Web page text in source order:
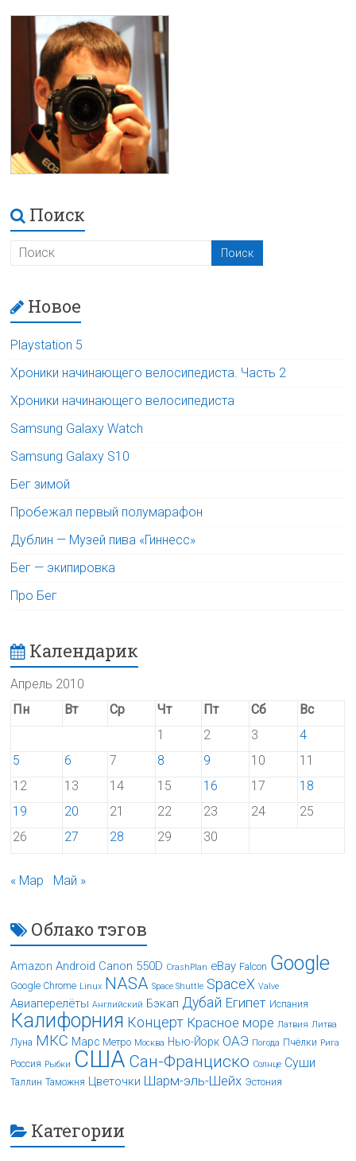
Поиск
Новое
Playstation 5
Хроники начинающего велосипедиста. Часть 2
Хроники начинающего велосипедиста
Samsung Galaxy Watch
Samsung Galaxy S10
Бег зимой
Пробежал первый полумарафон
Дублин — Музей пива «Гиннесс»
Бег — экипировка
Про Бег
Календарик
Апрель 2010
Пн
Вт Ср Чт Пт Сб
Вс
1
2 3
4
5
6 7 8 9 10
11
12
13 14 15 16 17
18
19
20 21 22 23 24
25
26
27 28 29 30
« Мар Май »
Облако тэгов
Amazon Android Canon 550D CrashPlan eBay Falcon Google
Google Chrome Linux NASA Space Shuttle SpaceX Valve
Авиаперелёты Английский Бэкап Дубай Египет Испания
Калифорния Концерт Красное море Латвия Литва
Луна МКС Марс Метро Москва Нью-Йорк ОАЭ Погода Пчёлки Рига
Россия Рыбки США Сан-Франциско Солнце Суши
Таллин Таможня Цветочки Шарм-эль-Шейх Эстония
Категории